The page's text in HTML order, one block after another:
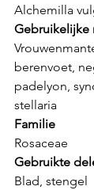
Alchemilla
Gebruikelijke
berenvoet,
padelyon,
stellaria
Familie
Rosaceae
Gebruikte
Blad, stengel